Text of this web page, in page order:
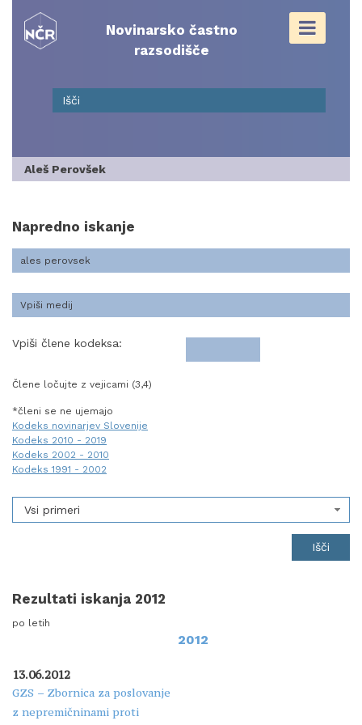
content
Novinarsko častno
razsodišče
Aleš Perovšek
Napredno iskanje
Vpiši člene kodeksa:
Člene ločujte z vejicami (3,4)
*členi se ne ujemajo
Kodeks novinarjev Slovenije
Kodeks 2010 - 2019
Kodeks 2002 - 2010
Kodeks 1991 - 2002
Vsi primeri
Rezultati iskanja 2012
po letih
2012
13.06.2012
GZS – Zbornica za poslovanje
z nepremičninami proti